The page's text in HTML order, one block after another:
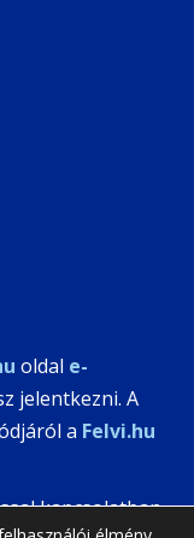
oldal e-
jelentkezni. A
a Felvi.hu
kapcsolatban